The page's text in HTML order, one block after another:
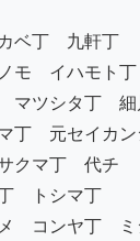
ベ丁　九軒丁
モ　イハモト
ツシタ丁　細
丁　元セイカ
クマ丁　代チ
トシマ丁
　コンヤ丁　